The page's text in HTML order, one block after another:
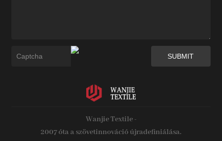
Wanjie Textile -
2007 óta a szövetinnováció újradefiniálása.